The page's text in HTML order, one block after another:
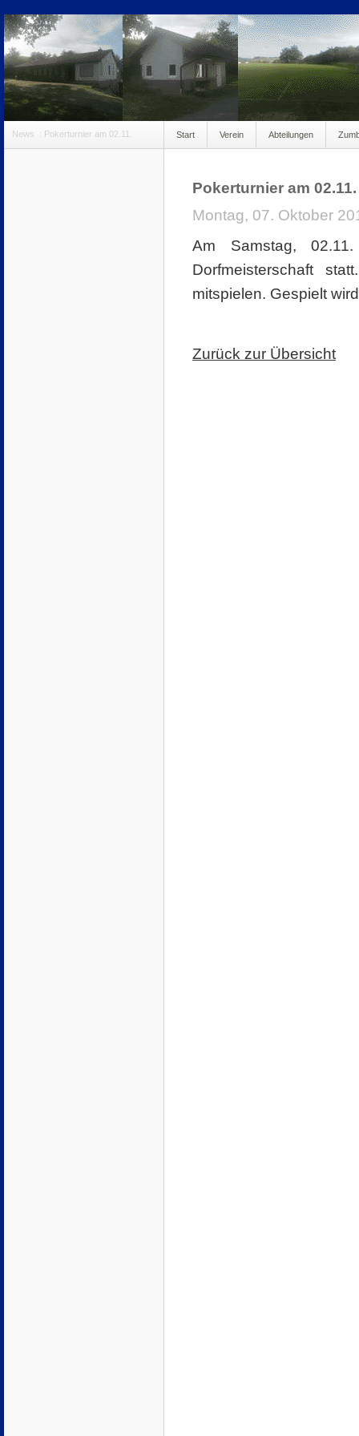
News : Pokerturnier am 02.11. Start Verein Abteilungen
Pokerturnier am 02.11.
Montag, 07. Oktober
Am Samstag,
Dorfmeisterschaft
mitspielen. Gespielt
Zurück zur Übersicht